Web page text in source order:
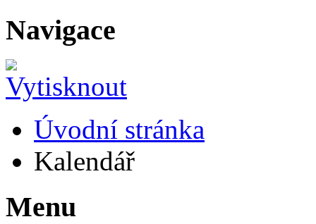
Navigace
Úvodní stránka
Kalendář
Menu